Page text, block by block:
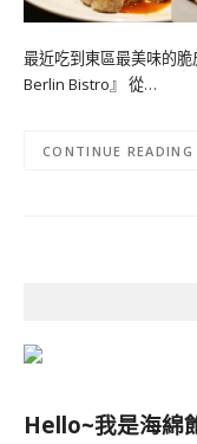
最近吃到東區最美味的
Berlin Bistro』 從…
CONTINUE READING
Hello~我是海綿